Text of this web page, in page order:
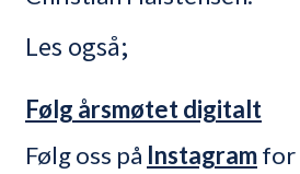
Les også;
Følg årsmøtet digitalt
Følg oss på Instagramfor